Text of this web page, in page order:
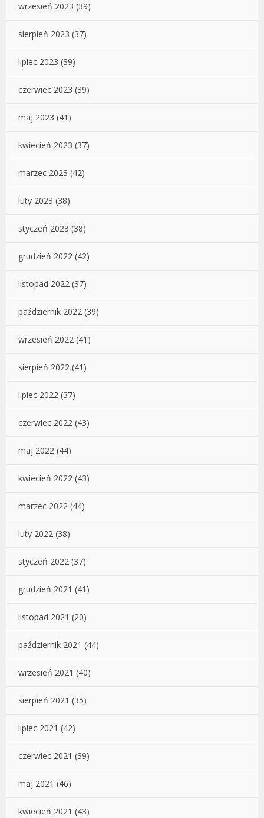
wrzesień 2023 (39)
sierpień 2023 (37)
lipiec 2023 (39)
czerwiec 2023 (39)
maj 2023 (41)
kwiecień 2023 (37)
marzec 2023 (42)
luty 2023 (38)
styczeń 2023 (38)
grudzień 2022 (42)
listopad 2022 (37)
październik 2022 (39)
wrzesień 2022 (41)
sierpień 2022 (41)
lipiec 2022 (37)
czerwiec 2022 (43)
maj 2022 (44)
kwiecień 2022 (43)
marzec 2022 (44)
luty 2022 (38)
styczeń 2022 (37)
grudzień 2021 (41)
listopad 2021 (20)
październik 2021 (44)
wrzesień 2021 (40)
sierpień 2021 (35)
lipiec 2021 (42)
czerwiec 2021 (39)
maj 2021 (46)
kwiecień 2021 (43)